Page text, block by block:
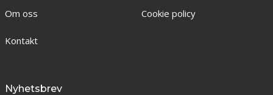
Om oss
Kontakt
Cookie policy
Nyhetsbrev